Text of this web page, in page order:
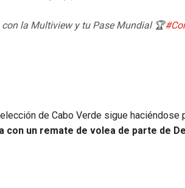
la Multiview y tu Pase Mundial 🏆
de Cabo Verde sigue haciéndose
con un remate de volea de parte de